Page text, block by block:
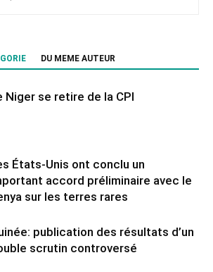
DU MEME AUTEUR
Niger se retire de la CPI
États-Unis ont conclu un
accord préliminaire avec le
sur les terres rares
publication des résultats d’un
scrutin controversé